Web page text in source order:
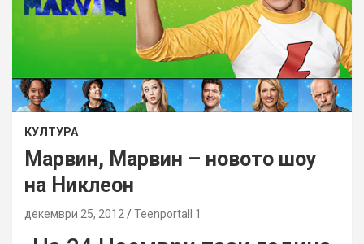
КУЛТУРА
Марвин, Марвин – новото шоу
на Никлеон
декември 25, 2012 Teenportall 1